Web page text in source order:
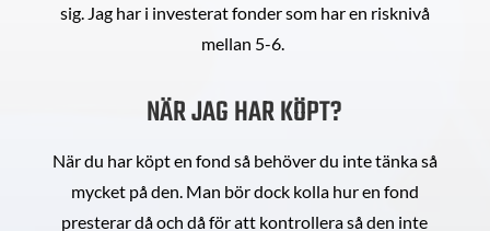
sig. Jag har i investerat fonder som har en risknivå
mellan 5-6.
NÄR JAG HAR KÖPT?
När du har köpt en fond så behöver du inte tänka så
mycket på den. Man bör dock kolla hur en fond
presterar då och då för att kontrollera så den inte